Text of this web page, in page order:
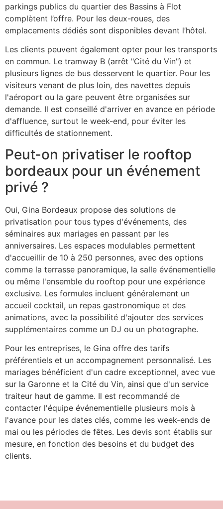
parkings publics du quartier des Bassins à Flot
complètent l’offre. Pour les deux-roues, des
emplacements dédiés sont disponibles devant l’hôtel.
Les clients peuvent également opter pour les transports
en commun. Le tramway B (arrêt "Cité du Vin") et
plusieurs lignes de bus desservent le quartier. Pour les
visiteurs venant de plus loin, des navettes depuis
l'aéroport ou la gare peuvent être organisées sur
demande. Il est conseillé d'arriver en avance en période
d'affluence, surtout le week-end, pour éviter les
difficultés de stationnement.
Peut-on privatiser le rooftop
bordeaux pour un événement
privé ?
Oui, Gina Bordeaux propose des solutions de
privatisation pour tous types d'événements, des
séminaires aux mariages en passant par les
anniversaires. Les espaces modulables permettent
d'accueillir de 10 à 250 personnes, avec des options
comme la terrasse panoramique, la salle événementielle
ou même l'ensemble du rooftop pour une expérience
exclusive. Les formules incluent généralement un
accueil cocktail, un repas gastronomique et des
animations, avec la possibilité d'ajouter des services
supplémentaires comme un DJ ou un photographe.
Pour les entreprises, le Gina offre des tarifs
préférentiels et un accompagnement personnalisé. Les
mariages bénéficient d'un cadre exceptionnel, avec vue
sur la Garonne et la Cité du Vin, ainsi que d'un service
traiteur haut de gamme. Il est recommandé de
contacter l'équipe événementielle plusieurs mois à
l'avance pour les dates clés, comme les week-ends de
mai ou les périodes de fêtes. Les devis sont établis sur
mesure, en fonction des besoins et du budget des
clients.